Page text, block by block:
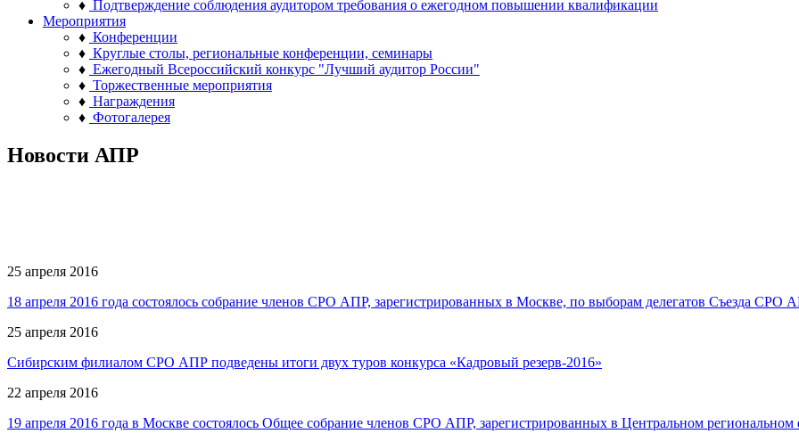
♦ Подтверждение соблюдения аудитором требования о ежегодном повышении квалификации
Мероприятия
♦ Конференции
♦ Круглые столы, региональные конференции, семинары
♦ Ежегодный Всероссийский конкурс "Лучший аудитор России"
♦ Торжественные мероприятия
♦ Награждения
♦ Фотогалерея
Новости АПР
25 апреля 2016
18 апреля 2016 года состоялось собрание членов СРО АПР, зарегистрированных в Москве, по выборам делегатов Съезда СРО
25 апреля 2016
Сибирским филиалом СРО АПР подведены итоги двух туров конкурса «Кадровый резерв-2016»
22 апреля 2016
19 апреля 2016 года в Москве состоялось Общее собрание членов СРО АПР, зарегистрированных в Центральном